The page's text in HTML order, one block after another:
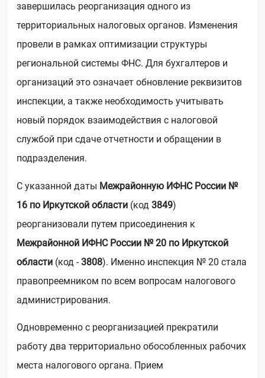
завершилась реорганизация одного из
территориальных налоговых органов. Изменения
провели в рамках оптимизации структуры
региональной системы ФНС. Для бухгалтеров и
организаций это означает обновление реквизитов
инспекции, а также необходимость учитывать
новый порядок взаимодействия с налоговой
службой при сдаче отчетности и обращении в
подразделения.
С указанной даты Межрайонную ИФНС России №
16 по Иркутской области (код 3849)
реорганизовали путем присоединения к
Межрайонной ИФНС России № 20 по Иркутской
области (код -3808). Именно инспекция № 20 стала
правопреемником по всем вопросам налогового
администрирования.
Одновременно с реорганизацией прекратили
работу два территориально обособленных рабочих
места налогового органа. Прием